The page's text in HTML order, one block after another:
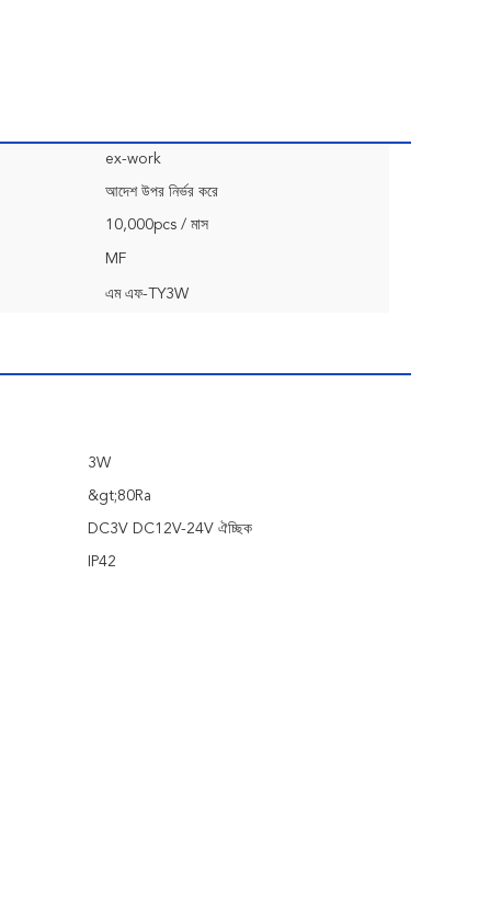
ex-work
আদেশ উপর নির্ভর করে
10,000pcs / মাস
MF
এম এফ-TY3W
3W
&gt;80Ra
DC3V DC12V-24V ঐচ্ছিক
IP42